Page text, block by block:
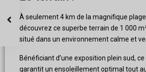
À seulement 4 km de la magnifique
découvrez ce superbe terrain de 1 000
situé dans un environnement calme et
Bénéficiant d’une exposition plein sud,
garantit un ensoleillement optimal tout